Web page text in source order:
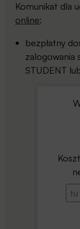
Komunikat dla
online:
bezpłatny
zalogowania
STUDENT